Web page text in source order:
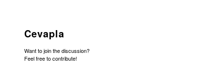
Cevapla
Want to join the discussion?
Feel free to contribute!